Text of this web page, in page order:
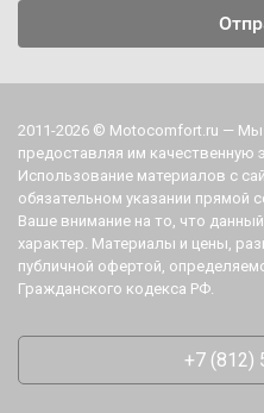
2011-2026 © Motocomfort.ru —
предоставляя им качественную
Использование материалов с
обязательном указании прямой
Ваше внимание на то, что
характер. Материалы и цены,
публичной офертой,
Гражданского кодекса РФ.
+7 (812)